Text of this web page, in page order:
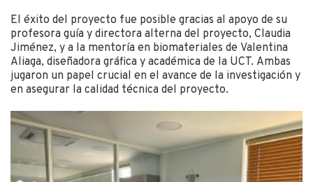
El éxito del proyecto fue posible gracias al apoyo de su
profesora guía y directora alterna del proyecto, Claudia
Jiménez, y a la mentoría en biomateriales de Valentina
Aliaga, diseñadora gráfica y académica de la UCT. Ambas
jugaron un papel crucial en el avance de la investigación y
en asegurar la calidad técnica del proyecto.